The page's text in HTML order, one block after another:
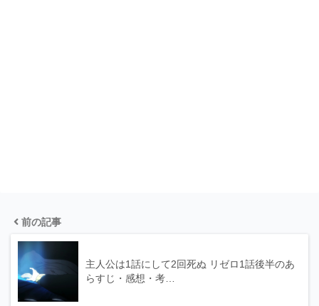
前の記事
主人公は1話にして2回死ぬ リゼロ1話後半のあ
らすじ・感想・考…